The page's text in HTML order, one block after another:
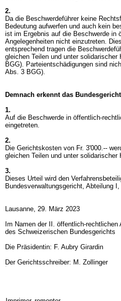
2.
Da die Beschwerdeführer keine
Bedeutung aufwerfen und auch kein
ist im Ergebnis auf die Beschwerde in
Angelegenheiten nicht einzutreten.
entsprechend tragen die
gleichen Teilen und unter solidarischer
BGG). Parteientschädigungen sind
Abs. 3 BGG).
Demnach erkennt das
1.
Auf die Beschwerde in öffentlich-
eingetreten.
2.
Die Gerichtskosten von Fr. 3'000.--
gleichen Teilen und unter solidarischer
3.
Dieses Urteil wird den
Bundesverwaltungsgericht, Abteilung
Lausanne, 29. März 2023
Im Namen der II. öffentlich-rechtlichen
des Schweizerischen Bundesgerichts
Die Präsidentin: F. Aubry Girardin
Der Gerichtsschreiber: M. Zollinger